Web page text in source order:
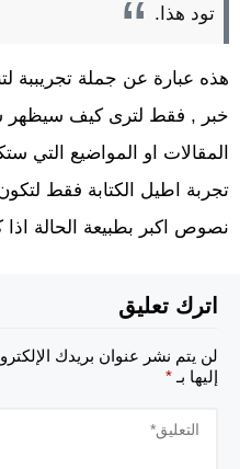
تود هذا.
هذه عبارة عن جملة تجريببة
خبر , فقط لترى كيف سيظهر
المقالات او المواضيع التي
تجربة اطيل الكتابة فقط
نصوص اكبر بطبيعة الحالة
اترك تعليق
لن يتم نشر عنوان بريدك
إليها بـ *